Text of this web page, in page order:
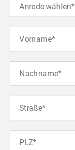
Anrede wählen*
Vorname*
Nachname*
Straße*
PLZ*